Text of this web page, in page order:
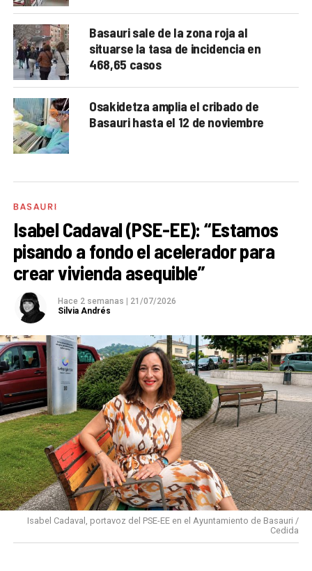
Basauri sale de la zona roja al
situarse la tasa de incidencia en
468,65 casos
Osakidetza amplia el cribado de
Basauri hasta el 12 de noviembre
BASAURI
Isabel Cadaval (PSE-EE): “Estamos
pisando a fondo el acelerador para
crear vivienda asequible”
Hace 2 semanas
21/07/2026
Silvia Andrés
Isabel Cadaval, portavoz del PSE-EE en el Ayuntamiento de Basauri /
Cedida